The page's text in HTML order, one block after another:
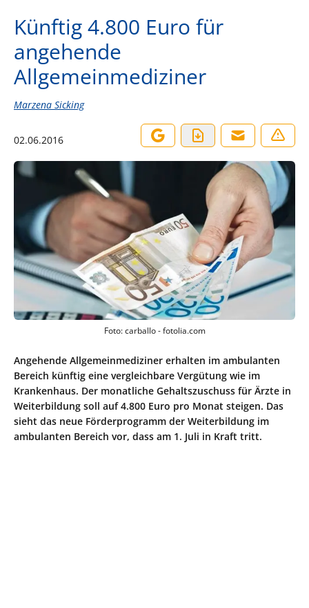
Künftig 4.800 Euro für
angehende
Allgemeinmediziner
Marzena Sicking
02.06.2016
Foto: carballo - fotolia.com
Angehende Allgemeinmediziner erhalten im ambulanten
Bereich künftig eine vergleichbare Vergütung wie im
Krankenhaus. Der monatliche Gehaltszuschuss für Ärzte in
Weiterbildung soll auf 4.800 Euro pro Monat steigen. Das
sieht das neue Förderprogramm der Weiterbildung im
ambulanten Bereich vor, dass am 1. Juli in Kraft tritt.